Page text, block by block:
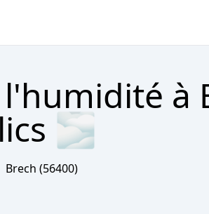
à
🌫
Brech (56400)